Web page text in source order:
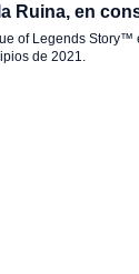
Ruina, en
of Legends
de 2021.